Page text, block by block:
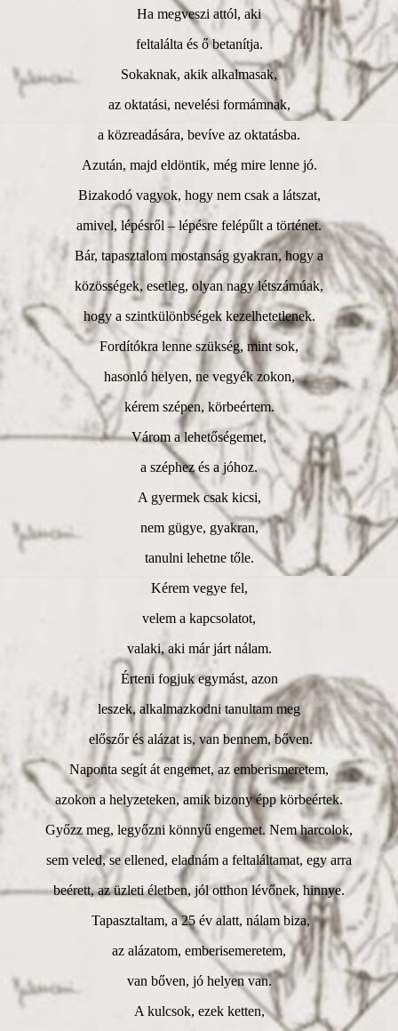
Ha megveszi attól, aki
feltalálta és ő betanítja.
Sokaknak, akik alkalmasak,
az oktatási, nevelési formámnak,
a közreadására, bevíve az oktatásba.
Azután, majd eldöntik, még mire lenne jó.
Bizakodó vagyok, hogy nem csak a látszat,
amivel, lépésről – lépésre felépűlt a történet.
Bár, tapasztalom mostanság gyakran, hogy a
közösségek, esetleg, olyan nagy létszámúak,
hogy a szintkülönbségek kezelhetetlenek.
Fordítókra lenne szükség, mint sok,
hasonló helyen, ne vegyék zokon,
kérem szépen, körbeértem.
Várom a lehetőségemet,
a széphez és a jóhoz.
A gyermek csak kicsi,
nem gügye, gyakran,
tanulni lehetne tőle.
Kérem vegye fel,
velem a kapcsolatot,
valaki, aki már járt nálam.
Érteni fogjuk egymást, azon
leszek, alkalmazkodni tanultam meg
előszőr és alázat is, van bennem, bőven.
Naponta segít át engemet, az emberismeretem,
azokon a helyzeteken, amik bizony épp körbeértek.
Győzz meg, legyőzni könnyű engemet. Nem harcolok,
sem veled, se ellened, eladnám a feltaláltamat, egy arra
beérett, az üzleti életben, jól otthon lévőnek, hinnye.
Tapasztaltam, a 25 év alatt, nálam biza,
az alázatom, emberisemeretem,
van bőven, jó helyen van.
A kulcsok, ezek ketten,